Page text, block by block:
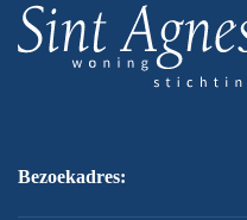
Bezoekadres: